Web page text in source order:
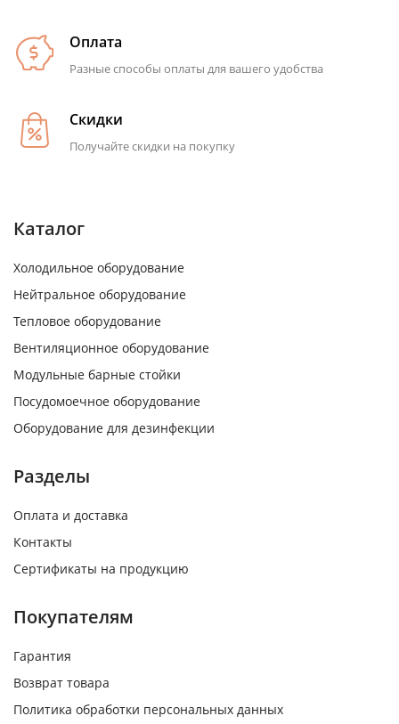
Оплата
Разные способы оплаты для вашего удобства
Скидки
Получайте скидки на покупку
Каталог
Холодильное оборудование
Нейтральное оборудование
Тепловое оборудование
Вентиляционное оборудование
Модульные барные стойки
Посудомоечное оборудование
Оборудование для дезинфекции
Разделы
Оплата и доставка
Контакты
Сертификаты на продукцию
Покупателям
Гарантия
Возврат товара
Политика обработки персональных данных